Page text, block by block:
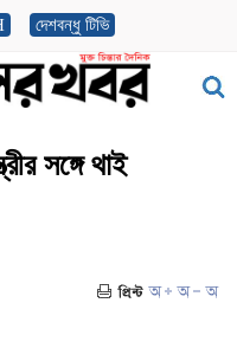
দেশবন্ধু টিভি
সঙ্গে থাই